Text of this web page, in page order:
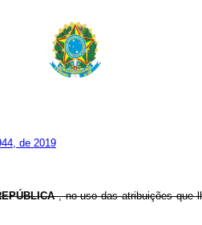
de 2019
, no uso das atribuições que